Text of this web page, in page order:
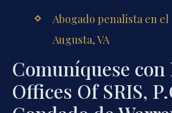
Abogado penalista en el
Augusta, VA
Comuníquese con
Offices Of SRIS,